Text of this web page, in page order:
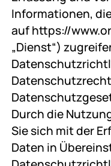
Informationen,
auf https://
„Dienst“)
Durch die
Sie sich mit der
Daten in